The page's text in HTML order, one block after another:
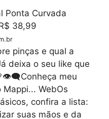
pinças e qual a
deixa o seu like que
meu
WebOs
confira a lista:
suas mãos e da